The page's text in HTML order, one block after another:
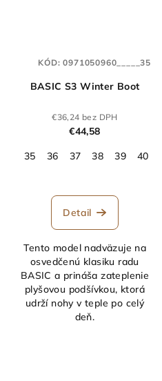
43 44 45 46 47 48
BASIC S3 Winter Boot
€36,24 bez DPH
€44,58
35
36 37 38 39 40
Detail
Tento model nadväzuje na
osvedčenú klasiku radu
BASIC a prináša zateplenie
plyšovou podšívkou, ktorá
udrží nohy v teple po celý
deň.
KÓD:0971050960_____35